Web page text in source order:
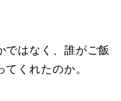
ではなく、誰がご飯
くれたのか。